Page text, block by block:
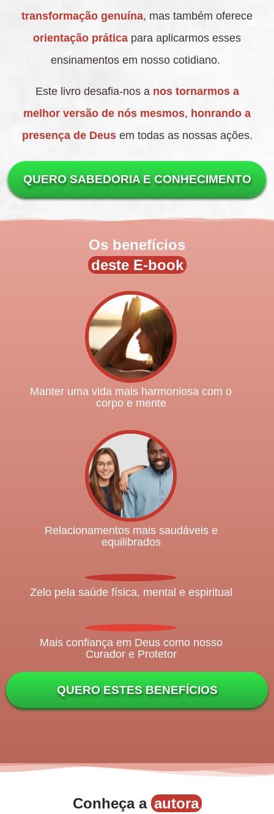
transformação genuína, mas também oferece
orientação prática para aplicarmos esses
ensinamentos em nosso cotidiano.
Este livro desafia-nos a nos tornarmos a
melhor versão de nós mesmos, honrando a
presença de Deusem todas as nossas ações.
QUERO SABEDORIA E CONHECIMENTO
Os benefícios
deste E-book
Manter uma vida mais harmoniosa com o
corpo e mente
Relacionamentos mais saudáveis e
equilibrados
Zelo pela saúde física, mental e espiritual
Mais confiança em Deus como nosso
Curador e Protetor
QUERO ESTES BENEFÍCIOS
Conheça a autora